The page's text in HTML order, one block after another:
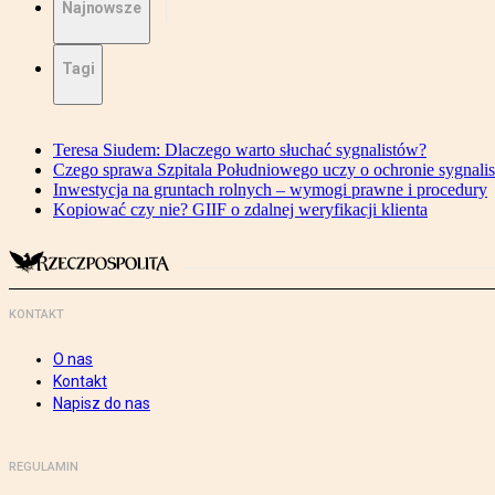
Najnowsze
Tagi
Teresa Siudem: Dlaczego warto słuchać sygnalistów?
Czego sprawa Szpitala Południowego uczy o ochronie
Inwestycja na gruntach rolnych – wymogi prawne i procedury
Kopiować czy nie? GIIF o zdalnej weryfikacji klienta
KONTAKT
O nas
Kontakt
Napisz do nas
REGULAMIN